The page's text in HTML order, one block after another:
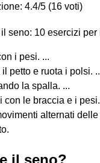
4.4/5 (16 voti)
seno: 10 esercizi
i pesi. ...
petto e ruota i polsi.
la spalla. ...
con le braccia e i
alternati delle
il seno?